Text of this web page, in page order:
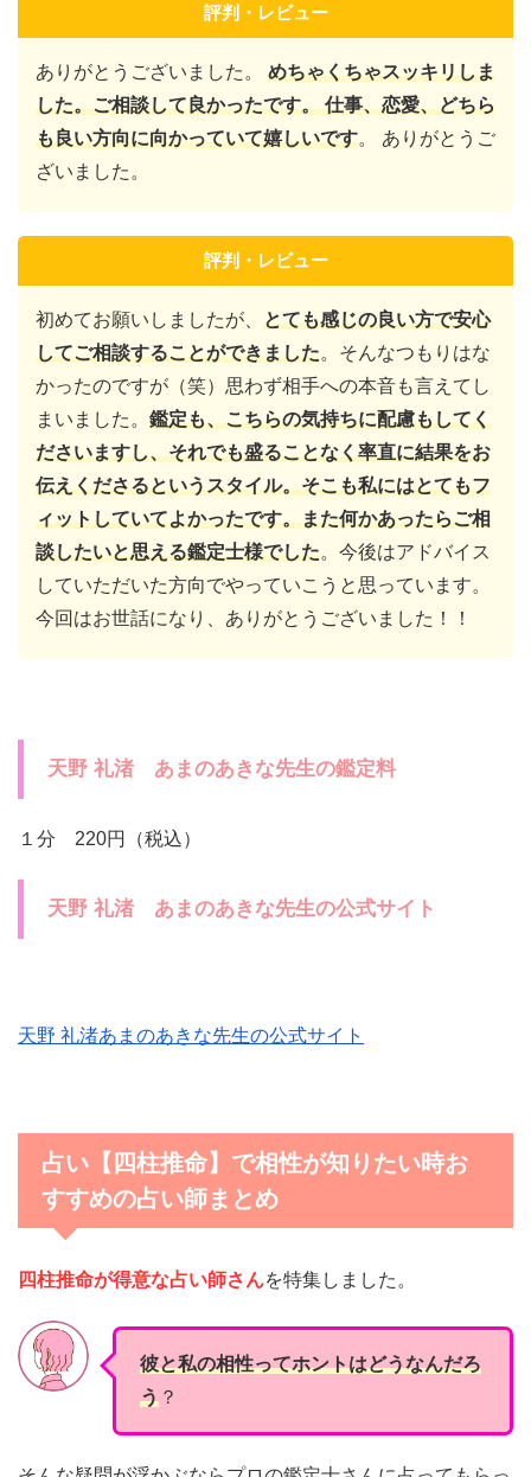
評判・レビュー
ありがとうございました。 めちゃくちゃスッキリしま
した。ご相談して良かったです。 仕事、恋愛、どちら
も良い方向に向かっていて嬉しいです。 ありがとうご
ざいました。
評判・レビュー
初めてお願いしましたが、 とても感じの良い方で安心
してご相談することができました。そんなつもりはな
かったのですが（笑）思わず相手への本音も言えてし
まいました。 鑑定も、こちらの気持ちに配慮もしてく
ださいますし、それでも盛ることなく率直に結果をお
伝えくださるというスタイル。そこも私にはとてもフ
ィットしていてよかったです。また何かあったらご相
談したいと思える鑑定士様でした。今後はアドバイス
していただいた方向でやっていこうと思っています。
今回はお世話になり、ありがとうございました！！
天野 礼渚 あまのあきな先生の鑑定料
１分 220円（税込）
天野 礼渚 あまのあきな先生の公式サイト
天野 礼渚あまのあきな先生の公式サイト
占い【四柱推命】で相性が知りたい時お
すすめの占い師まとめ
四柱推命が得意な占い師さんを特集しました。
彼と私の相性ってホントはどうなんだろ
う ？